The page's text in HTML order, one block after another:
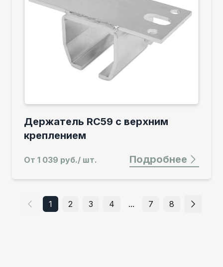
Держатель RC59 с верхним
креплением
От 1 039 руб./ шт. Подробнее
1 2 3 4 ... 7 8